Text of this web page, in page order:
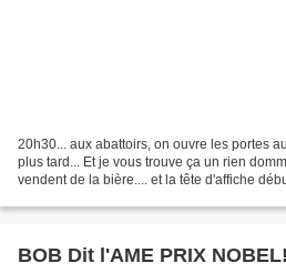
20h30... aux abattoirs, on ouvre les portes
plus tard... Et je vous trouve ça un rien
vendent de la bière.... et la tête d'affiche
BOB Dit l'AME PRIX NOBEL!